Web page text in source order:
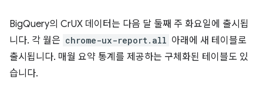
BigQuery의 CrUX 데이터는 다음 달 둘째 주 화요일에 출시됩
니다. 각 월은 chrome-ux-report.all 아래에 새 테이블로
출시됩니다. 매월 요약 통계를 제공하는 구체화된 테이블도 있
습니다.